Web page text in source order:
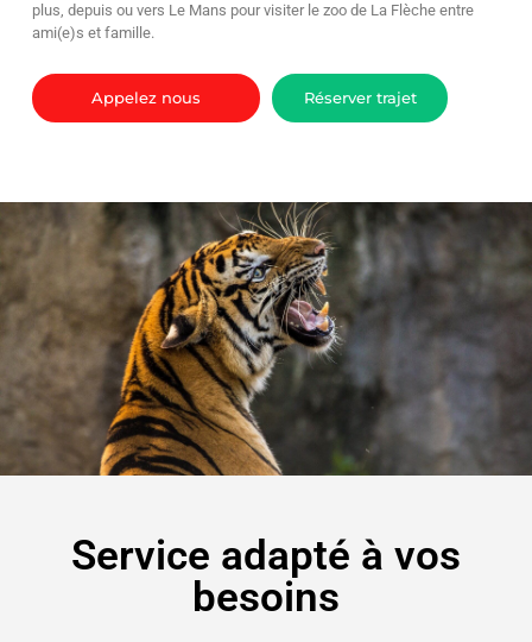
plus, depuis ou vers Le Mans pour visiter le zoo de La Flèche entre
ami(e)s et famille.
Appelez nous Réserver trajet
Service adapté à vos
besoins